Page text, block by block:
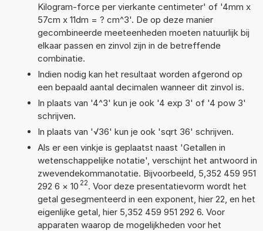
Kilogram-force per vierkante centimeter' of '4mm x
57cm x 11dm = ? cm^3'. De op deze manier
gecombineerde meeteenheden moeten natuurlijk bij
elkaar passen en zinvol zijn in de betreffende
combinatie.
Indien nodig kan het resultaat worden afgerond op
een bepaald aantal decimalen wanneer dit zinvol is.
In plaats van '4^3' kun je ook '4 exp 3' of '4 pow 3'
schrijven.
In plaats van '√36' kun je ook 'sqrt 36' schrijven.
Als er een vinkje is geplaatst naast 'Getallen in
wetenschappelijke notatie', verschijnt het antwoord in
zwevendekommanotatie. Bijvoorbeeld, 5,352 459 951
292 6 × 10 22. Voor deze presentatievorm wordt het
getal gesegmenteerd in een exponent, hier 22, en het
eigenlijke getal, hier 5,352 459 951 292 6. Voor
apparaten waarop de mogelijkheden voor het